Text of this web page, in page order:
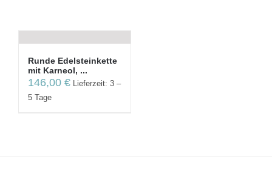
Runde Edelsteinkette
mit Karneol, ...
146,00 €
Lieferzeit: 3 –
5 Tage